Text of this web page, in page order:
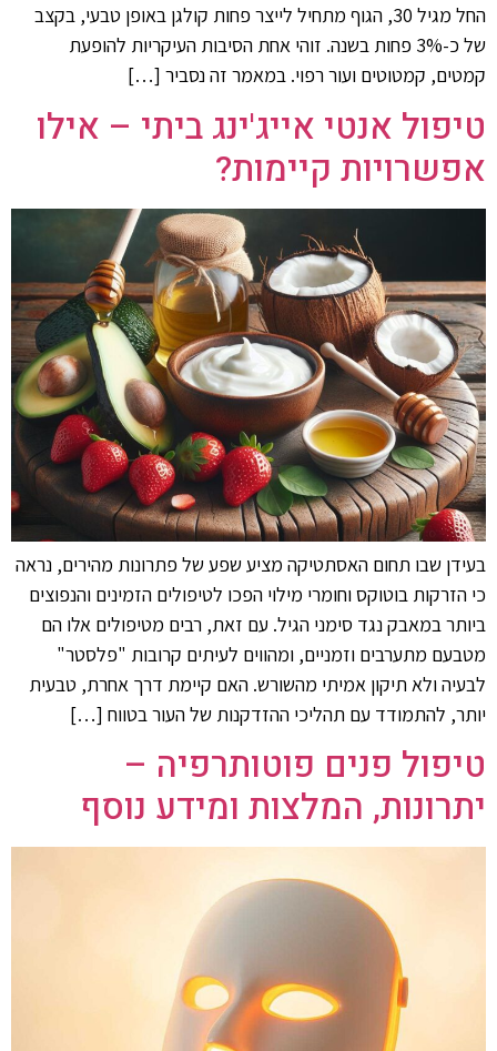
החל מגיל 30, הגוף מתחיל לייצר פחות קולגן באופן טבעי, בקצב
של כ-3% פחות בשנה. זוהי אחת הסיבות העיקריות להופעת
קמטים, קמטוטים ועור רפוי. במאמר זה נסביר […]
טיפול אנטי אייג'ינג ביתי – אילו
אפשרויות קיימות?
בעידן שבו תחום האסתטיקה מציע שפע של פתרונות מהירים, נראה
כי הזרקות בוטוקס וחומרי מילוי הפכו לטיפולים הזמינים והנפוצים
ביותר במאבק נגד סימני הגיל. עם זאת, רבים מטיפולים אלו הם
מטבעם מתערבים וזמניים, ומהווים לעיתים קרובות "פלסטר"
לבעיה ולא תיקון אמיתי מהשורש. האם קיימת דרך אחרת, טבעית
יותר, להתמודד עם תהליכי ההזדקנות של העור בטווח […]
טיפול פנים פוטותרפיה –
יתרונות, המלצות ומידע נוסף